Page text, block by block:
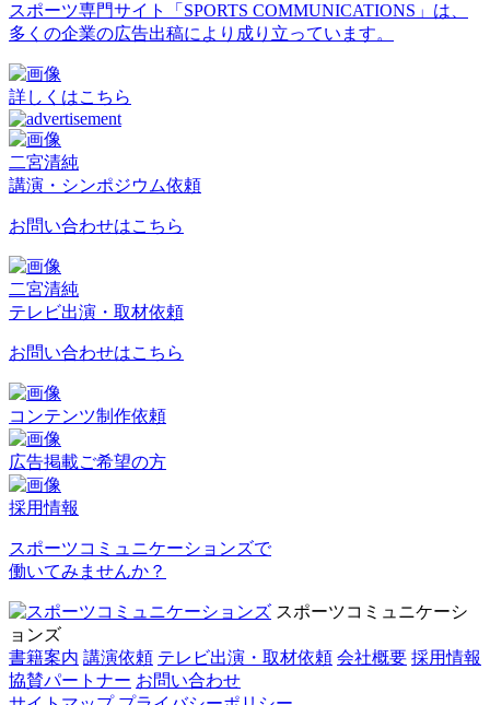
スポーツ専門サイト「SPORTS COMMUNICATIONS」は、
多くの企業の広告出稿により成り立っています。
詳しくはこちら
二宮清純
講演・シンポジウム依頼
お問い合わせはこちら
二宮清純
テレビ出演・取材依頼
お問い合わせはこちら
コンテンツ制作依頼
広告掲載ご希望の方
採用情報
スポーツコミュニケーションズで
働いてみませんか？
スポーツコミュニケーシ
ョンズ
書籍案内 講演依頼 テレビ出演・取材依頼 会社概要 採用情報
協賛パートナー お問い合わせ